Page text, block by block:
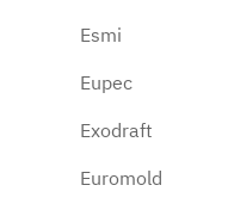
Esmi
Eupec
Exodraft
Euromold